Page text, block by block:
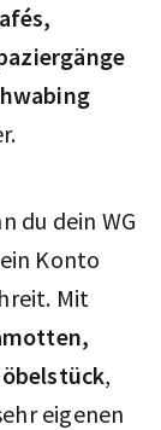
du dein WG
Konto
Mit
,
eigenen